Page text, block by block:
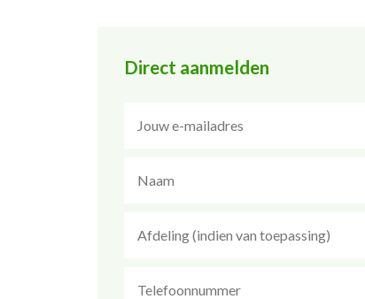
Direct aanmelden